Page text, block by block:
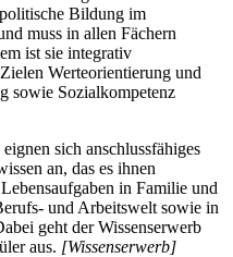
Bildung im
muss in allen Fächern
ist sie integrativ
Werteorientierung und
sowie Sozialkompetenz
sich anschlussfähiges
an, das es ihnen
in Familie und
und Arbeitswelt sowie in
geht der Wissenserwerb
aus. [Wissenserwerb]